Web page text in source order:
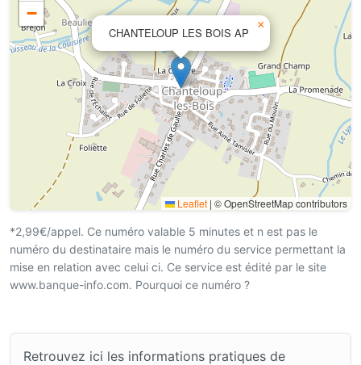
CHANTELOUP LES BOIS AP
×
−
Leaflet | © OpenStreetMap contributors
*2,99€/appel. Ce numéro valable 5 minutes et n est pas le
numéro du destinataire mais le numéro du service permettant la
mise en relation avec celui ci. Ce service est édité par le site
www.banque-info.com. Pourquoi ce numéro ?
Retrouvez ici les informations pratiques de